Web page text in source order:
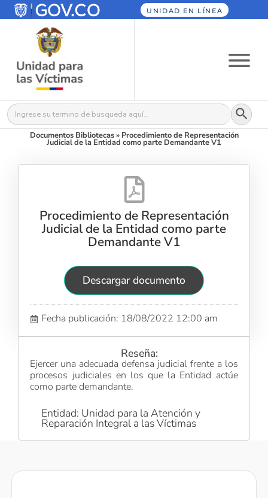
UNIDAD EN LÍNEA
Buscar: Botón
Documentos Bibliotecas» Procedimiento de Representación
Judicial de la Entidad como parte Demandante V1
Procedimiento de Representación
Judicial de la Entidad como parte
Demandante V1
Descargar documento
Fecha publicación: 18/08/2022 12:00 am
Reseña:
Ejercer una adecuada defensa judicial frente a los
procesos judiciales en los que la Entidad actúe
como parte demandante.
Entidad: Unidad para la Atención y
Reparación Integral a las Víctimas